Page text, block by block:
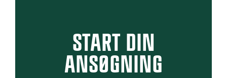
START DIN
ANSØGNING